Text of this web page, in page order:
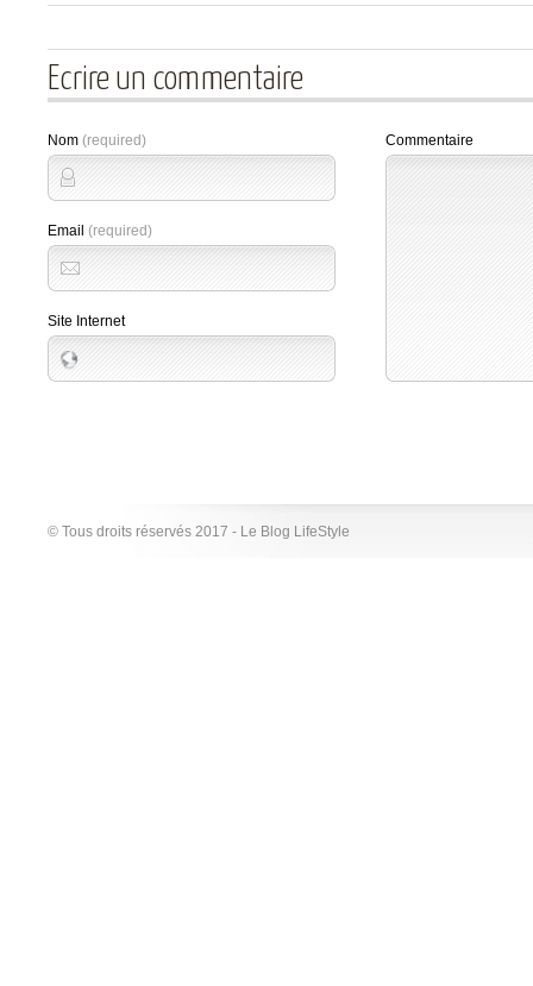
Ecrire un commentaire
Nom (required)
Email (required)
Site Internet
Commentaire
© Tous droits réservés 2017 - Le Blog LifeStyle